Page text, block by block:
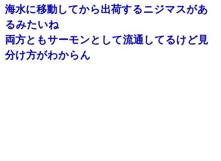
海水に移動してから出荷するニジマスがあ
るみたいね
両方ともサーモンとして流通してるけど見
分け方がわからん